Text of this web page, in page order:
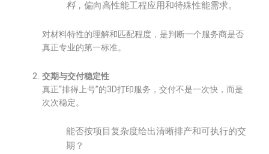
料，偏向高性能工程应用和特殊性能需求。
对材料特性的理解和匹配程度，是判断一个服务商是否
真正专业的第一标准。
交期与交付稳定性
真正“排得上号”的3D打印服务，交付不是一次快，而是
次次稳定。
能否按项目复杂度给出清晰排产和可执行的交
期？